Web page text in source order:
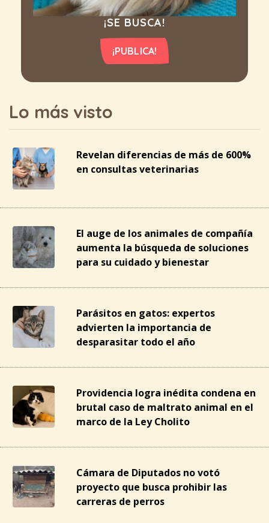
¡SE BUSCA!
¡PUBLICA!
Lo más visto
Revelan diferencias de más de 600%
en consultas veterinarias
El auge de los animales de compañía
aumenta la búsqueda de soluciones
para su cuidado y bienestar
Parásitos en gatos: expertos
advierten la importancia de
desparasitar todo el año
Providencia logra inédita condena en
brutal caso de maltrato animal en el
marco de la Ley Cholito
Cámara de Diputados no votó
proyecto que busca prohibir las
carreras de perros